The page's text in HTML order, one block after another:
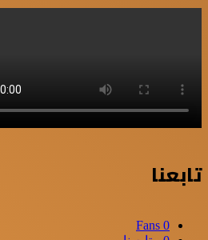
تابعنا
0
Fans